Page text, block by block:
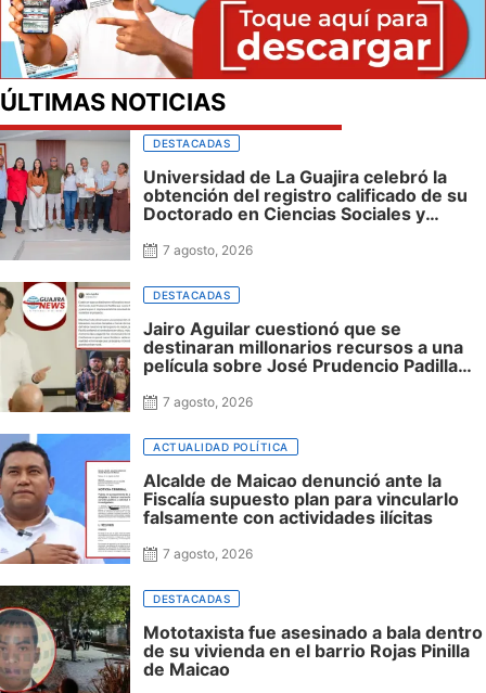
ÚLTIMAS NOTICIAS
DESTACADAS
Universidad de La Guajira celebró la
obtención del registro calificado de su
Doctorado en Ciencias Sociales y
con impacto regional
7 agosto, 2026
DESTACADAS
Jairo Aguilar cuestionó que se
destinaran millonarios recursos a una
película sobre José Prudencio Padilla
ni incluyó al departamento, mientras
honor en Riohacha
7 agosto, 2026
ACTUALIDAD POLÍTICA
Alcalde de Maicao denunció ante la
Fiscalía supuesto plan para vincularlo
falsamente con actividades ilícitas
7 agosto, 2026
DESTACADAS
Mototaxista fue asesinado a bala dentro
de su vivienda en el barrio Rojas Pinilla
de Maicao